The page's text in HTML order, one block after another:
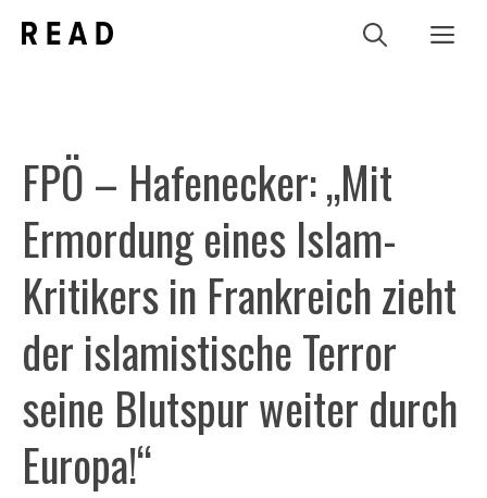
Inhalt
FPÖ – Hafenecker: „Mit
Ermordung eines Islam-
Kritikers in Frankreich zieht
der islamistische Terror
seine Blutspur weiter durch
Europa!“